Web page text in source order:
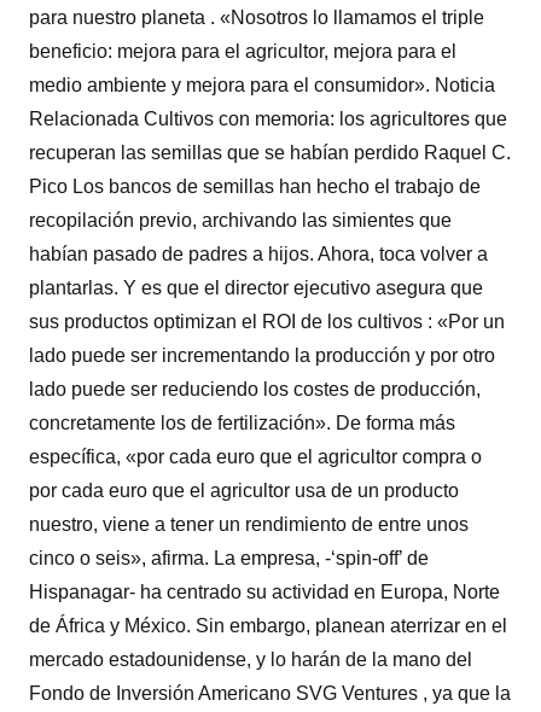
para nuestro planeta . «Nosotros lo llamamos el triple
beneficio: mejora para el agricultor, mejora para el
medio ambiente y mejora para el consumidor». Noticia
Relacionada Cultivos con memoria: los agricultores que
recuperan las semillas que se habían perdido Raquel C.
Pico Los bancos de semillas han hecho el trabajo de
recopilación previo, archivando las simientes que
habían pasado de padres a hijos. Ahora, toca volver a
plantarlas. Y es que el director ejecutivo asegura que
sus productos optimizan el ROI de los cultivos : «Por un
lado puede ser incrementando la producción y por otro
lado puede ser reduciendo los costes de producción,
concretamente los de fertilización». De forma más
específica, «por cada euro que el agricultor compra o
por cada euro que el agricultor usa de un producto
nuestro, viene a tener un rendimiento de entre unos
cinco o seis», afirma. La empresa, -‘spin-off’ de
Hispanagar- ha centrado su actividad en Europa, Norte
de África y México. Sin embargo, planean aterrizar en el
mercado estadounidense, y lo harán de la mano del
Fondo de Inversión Americano SVG Ventures , ya que la